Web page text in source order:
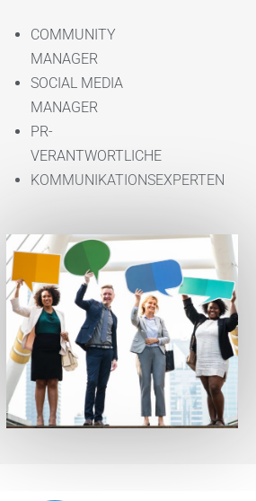
COMMUNITY
MANAGER
SOCIAL MEDIA
MANAGER
PR-
VERANTWORTLICHE
KOMMUNIKATIONSEXPERTEN